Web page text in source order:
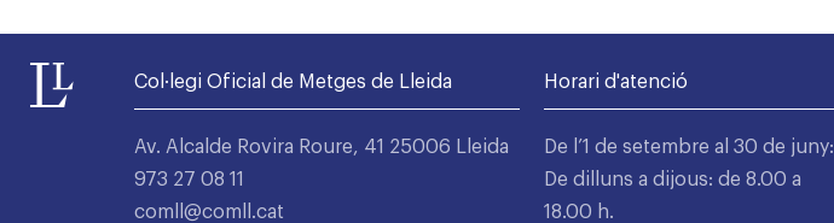
Col·legi Oficial de Metges de Lleida
Av. Alcalde Rovira Roure, 41 25006 Lleida
973 27 08 11
comll@comll.cat
Horari d'atenció
De l’1 de setembre al 30 de juny:
De dilluns a dijous: de 8.00 a
18.00 h.